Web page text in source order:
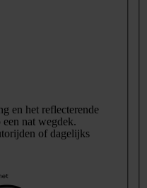
en het reflecterende
nat wegdek.
of dagelijks